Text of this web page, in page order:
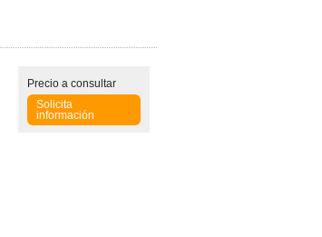
Precioa consultar
Solicita
información